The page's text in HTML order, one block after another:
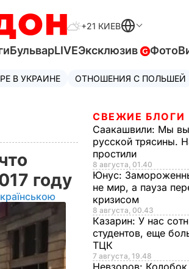
+21 КИЕВ
БульварLIVEЭксклюзив Фото
В УКРАИНЕ ОТНОШЕНИЯ С ПОЛЬШЕЙ
году
СВЕЖИЕ БЛОГИ
Саакашвили: Мы
русской трясины.
простили
8 августа, 01.40
Юнус:
не мир, а пауза
кризисом
8 августа, 00.43
Казарин: У нас
студентов, еще
ТЦК
7 августа, 19.48
Невзоров: